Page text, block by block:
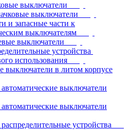
выключатели
выключатели
и запасные части к
выключателям
выключатели
устройства
использования
выключатели в литом корпусе
выключатели
выключатели
устройства